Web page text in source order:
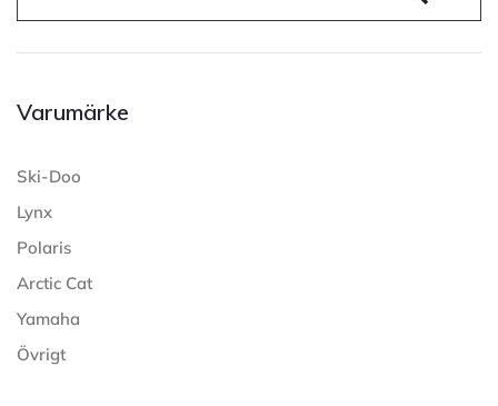
Varumärke
Ski-Doo
Lynx
Polaris
Arctic Cat
Yamaha
Övrigt